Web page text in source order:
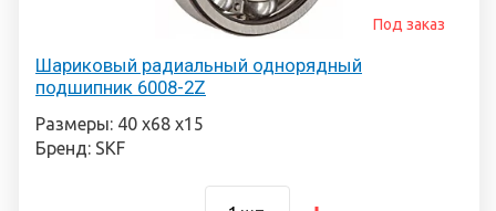
Шариковый радиальный однорядный
подшипник 6008-2Z
Под заказ
Размеры: 40 х68 х15
Бренд: SKF